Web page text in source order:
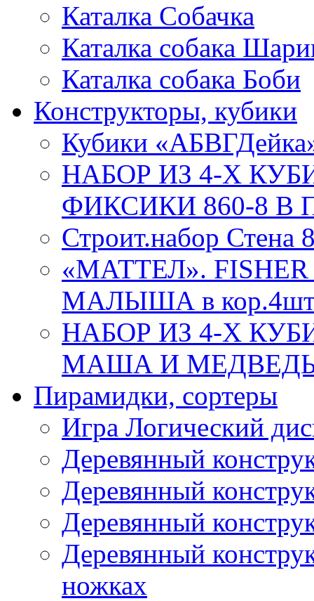
Каталка Собачка
Каталка собака
Каталка собака Боби
Конструкторы, кубики
Кубики
НАБОР ИЗ 4-Х
ФИКСИКИ 860-8 В
Строит.набор Стена
«МАТТЕЛ».
МАЛЫША в
НАБОР ИЗ 4-Х
МАША И МЕДВЕДЬ
Пирамидки, сортеры
Игра Логический
Деревянный
Деревянный
Деревянный
Деревянный
ножках